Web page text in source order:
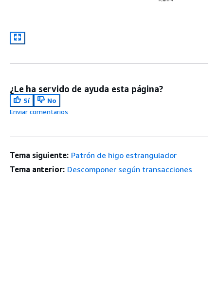
¿Le ha servido de ayuda esta página?
Sí
No
Enviar comentarios
Tema siguiente: Patrón de higo estrangulador
Tema anterior: Descomponer según transacciones